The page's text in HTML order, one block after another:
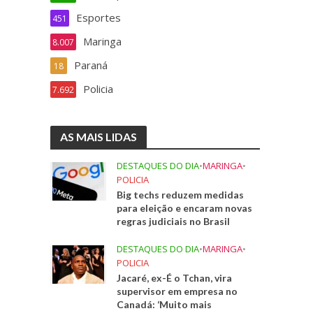
Esportes
451
Maringa
8.007
Paraná
18
Policia
7.692
AS MAIS LIDAS
DESTAQUES DO DIA•MARINGA•
POLICIA
Big techs reduzem medidas
para eleição e encaram novas
regras judiciais no Brasil
DESTAQUES DO DIA•MARINGA•
POLICIA
Jacaré, ex-É o Tchan, vira
supervisor em empresa no
Canadá: ‘Muito mais